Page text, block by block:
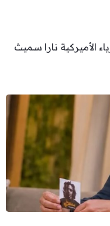
الأميركية نارا سميث